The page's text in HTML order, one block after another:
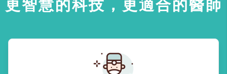
更智慧的科技，更適合的醫師